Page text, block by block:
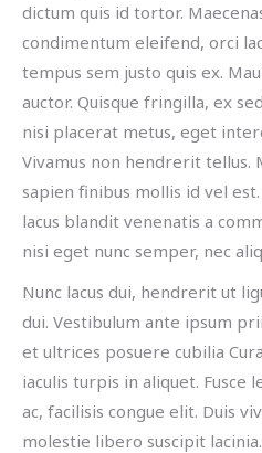
dictum quis id tortor.
condimentum eleifend, orci
tempus sem justo quis ex.
auctor. Quisque fringilla, ex
nisi placerat metus, eget
Vivamus non hendrerit tellus.
sapien finibus mollis id vel
lacus blandit venenatis a
nisi eget nunc semper, nec
Nunc lacus dui, hendrerit ut
dui. Vestibulum ante ipsum
et ultrices posuere cubilia
iaculis turpis in aliquet. Fusce
ac, facilisis congue elit. Duis
molestie libero suscipit